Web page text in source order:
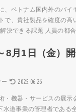
、ベトナム国内外のバイ
で、貴社製品を確度の高
決できる課題 人員の都
8月1日（金）
ー 2025.06.26
・機器・サービスの展示
道事業の管理者である